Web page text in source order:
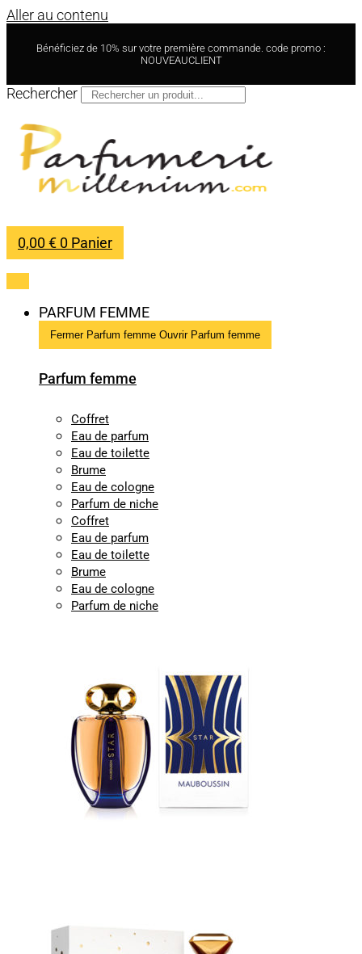
Aller au contenu
Bénéficiez de 10% sur votre première commande. code promo :
NOUVEAUCLIENT
Rechercher
0,00€ 0 Panier
PARFUM FEMME
Fermer Parfum femme Ouvrir Parfum femme
Parfum femme
Coffret
Eau de parfum
Eau de toilette
Brume
Eau de cologne
Parfum de niche
Coffret
Eau de parfum
Eau de toilette
Brume
Eau de cologne
Parfum de niche